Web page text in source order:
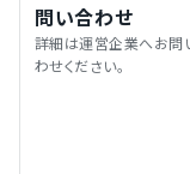
問い合わせ
詳細は運営企業へお問
わせください。